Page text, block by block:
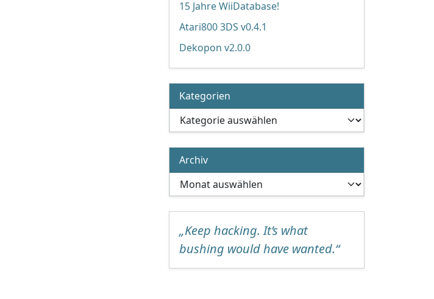
15 Jahre WiiDatabase!
Atari800 3DS v0.4.1
Dekopon v2.0.0
Kategorien
Kategorien
Archiv
Archiv
„Keep hacking. It’s what
bushing would have wanted.“